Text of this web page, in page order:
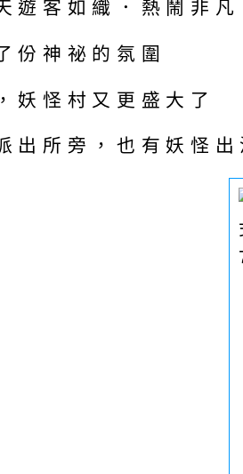
遊客如織．熱鬧非凡
份神祕的氛圍
妖怪村又更盛大了
出所旁，也有妖怪